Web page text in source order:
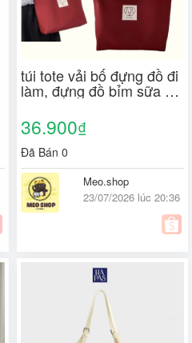
túi tote vải bố đựng đồ đi
làm, đựng đồ bỉm sữa có
khoá kéo vải bố chống
nước tote gấu
36.900₫
Đã Bán 0
Meo.shop
23/07/2026 lúc 20:36